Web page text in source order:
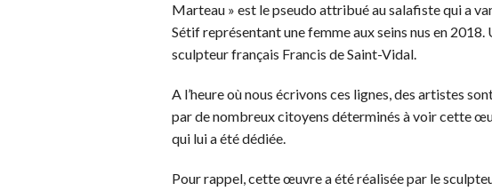
Marteau » est le pseudo attribué au salafiste qui a
Sétif représentant une femme aux seins nus en
sculpteur français Francis de Saint-Vidal.
A l’heure où nous écrivons ces lignes, des artistes
par de nombreux citoyens déterminés à voir cette
qui lui a été dédiée.
Pour rappel, cette œuvre a été réalisée par le